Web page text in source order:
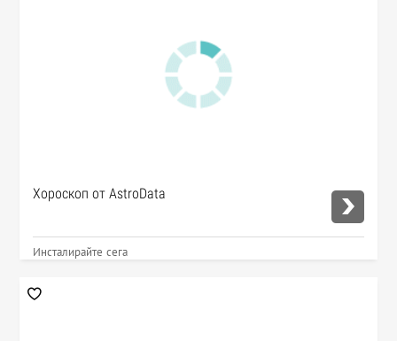
Хороскоп от AstroData
Инсталирайте сега